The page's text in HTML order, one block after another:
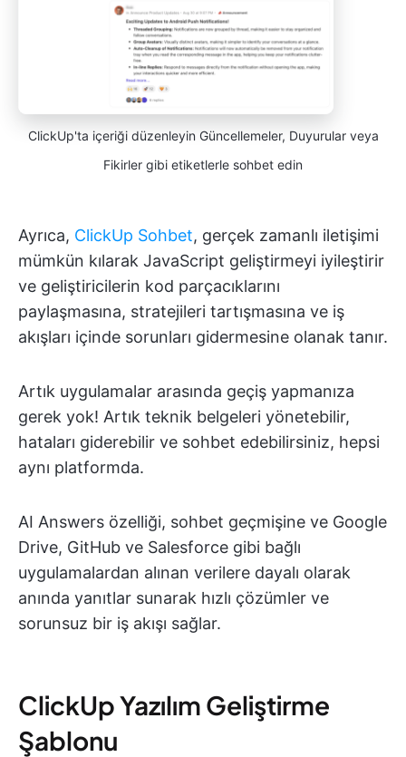
ClickUp'ta içeriği düzenleyin Güncellemeler, Duyurular veya
Fikirler gibi etiketlerle sohbet edin
Ayrıca, ClickUp Sohbet, gerçek zamanlı iletişimi
mümkün kılarak JavaScript geliştirmeyi iyileştirir
ve geliştiricilerin kod parçacıklarını
paylaşmasına, stratejileri tartışmasına ve iş
akışları içinde sorunları gidermesine olanak tanır.
Artık uygulamalar arasında geçiş yapmanıza
gerek yok! Artık teknik belgeleri yönetebilir,
hataları giderebilir ve sohbet edebilirsiniz, hepsi
aynı platformda.
AI Answers özelliği, sohbet geçmişine ve Google
Drive, GitHub ve Salesforce gibi bağlı
uygulamalardan alınan verilere dayalı olarak
anında yanıtlar sunarak hızlı çözümler ve
sorunsuz bir iş akışı sağlar.
ClickUp Yazılım Geliştirme
Şablonu